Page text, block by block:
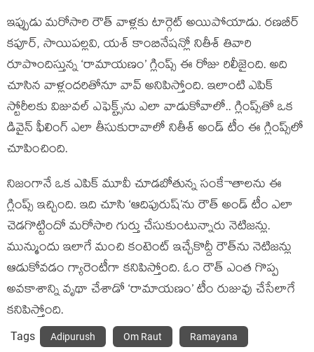
ఇప్పుడు మరోసారి రౌత్ వాళ్లకు టార్గెట్ అయిపోయాడు. రణబీర్
కపూర్, సాయిపల్లవి, యశ్ కాంబినేషన్లో నితీశ్ తివారి
రూపొందిస్తున్న ‘రామాయణం’ గ్లింప్స్ ఈ రోజు రిలీజైంది. అది
చూసిన వాళ్లందరితోనూ వావ్ అనిపిస్తోంది. ఇలాంటి ఎపిక్
స్టోరీలకు విజువల్ ఎఫెక్ట్స్‌ను ఎలా వాడుకోవాలో.. గ్లింప్స్‌తో ఒక
డివైన్ ఫీలింగ్ ఎలా తీసుకురావాలో నితీశ్ అండ్ టీం ఈ గ్లింప్స్‌లో
చూపించింది.
నిజంగానే ఒక ఎపిక్ మూవీ చూడబోతున్న సంకేాతాలను ఈ
గ్లింప్స్ ఇచ్చింది. ఇది చూసి ‘ఆదిపురుష్’ను రౌత్ అండ్ టీం ఎలా
చెడగొట్టిందో మరోసారి గుర్తు చేసుకుంటున్నారు నెటిజన్లు.
మున్ముందు ఇలాగే మంచి కంటెంట్ ఇచ్చేకొద్దీ రౌత్‌ను నెటిజన్లు
ఆడుకోవడం గ్యారెంటీగా కనిపిస్తోంది. ఓం రౌత్ ఎంత గొప్ప
అవకాశాన్ని వృథా చేశాడో ‘రామాయణం’ టీం రుజువు చేసేలాగే
కనిపిస్తోంది.
Tags Adipurush Om Raut Ramayana